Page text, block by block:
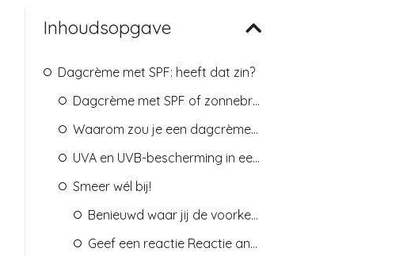
Inhoudsopgave
Dagcrème met SPF: heeft dat zin?
Dagcrème met SPF of zonnebrandcrème?
Waarom zou je een dagcrème met SPF gebruiken?
UVA en UVB-bescherming in een dagcrème
Smeer wél bij!
Benieuwd waar jij de voorkeur aan geeft: zonnebrandcrème of een dagcrème met SPF. Laat je het me weten?
Geef een reactie Reactie annuleren